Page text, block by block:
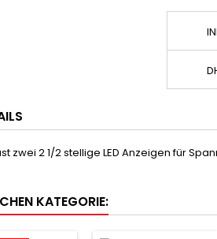
zwei 2 1/2 stellige LED Anzeigen für
KATEGORIE: